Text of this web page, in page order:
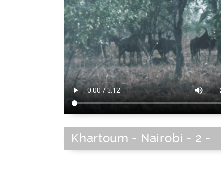
Khartoum - Nairobi - 2 -